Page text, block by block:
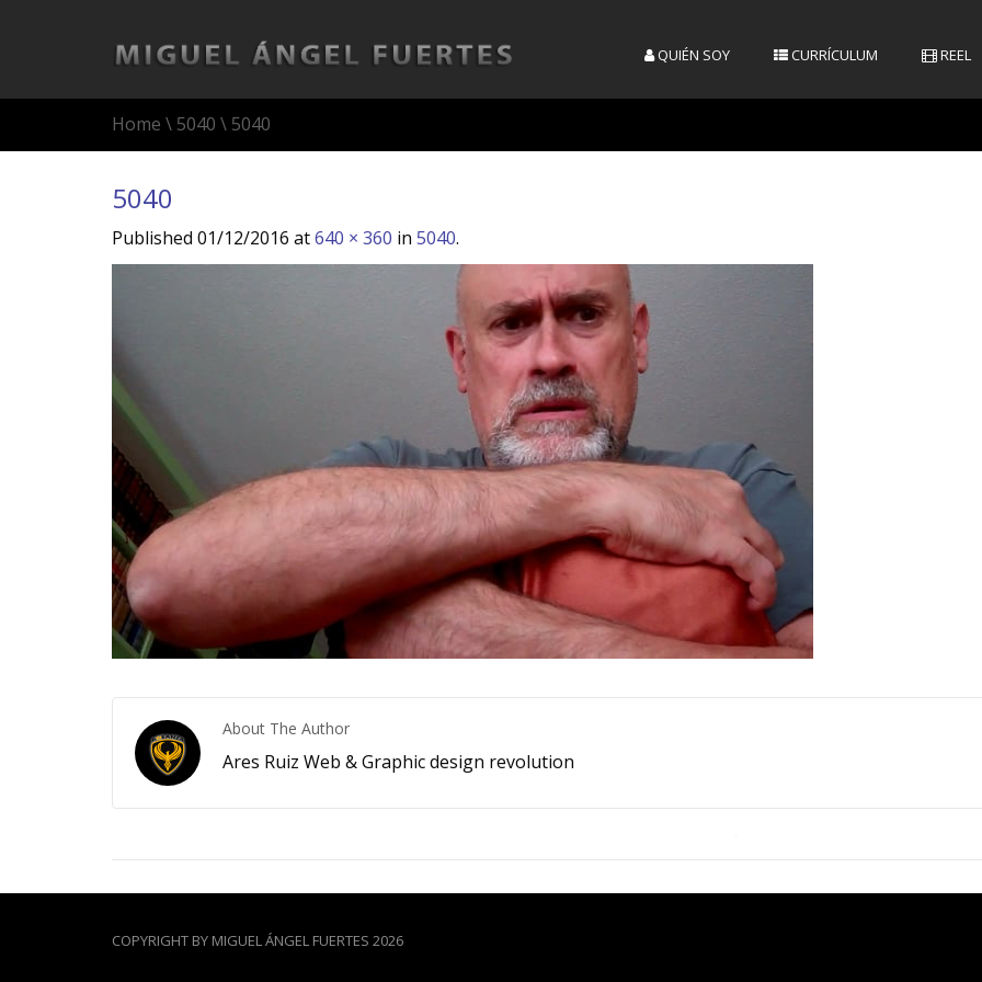
QUIÉN SOY CURRÍCULUM REEL
Home \ 5040 \ 5040
5040
Published 01/12/2016 at640 × 360 in 5040.
About The Author
Ares Ruiz Web & Graphic design revolution
COPYRIGHT BY MIGUEL ÁNGEL FUERTES 2026